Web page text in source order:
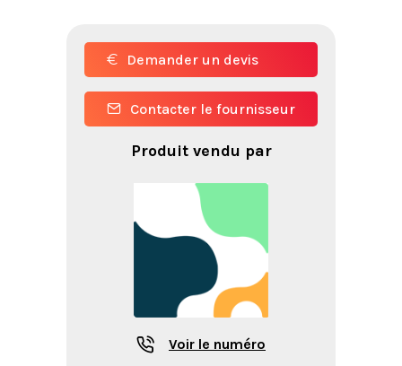
Demander un devis
Contacter le fournisseur
Produit vendu par
Voir le numéro